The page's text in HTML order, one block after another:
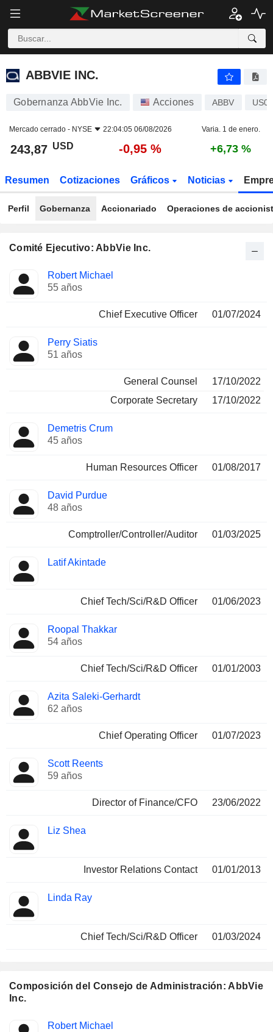
ABBVIE INC.
ABBVIE INC.
Gobernanza AbbVie Inc. Acciones ABBV
Mercado cerrado - NYSE 22:04:05 06/08/2026 Varia. 1 de enero.
243,87 USD -0,95 % +6,73 %
Resumen Cotizaciones Gráficos Noticias
Perfil Gobernanza Accionariado Operaciones de
Comité Ejecutivo: AbbVie Inc.
Director
Funciones
ocupadas
Robert Michael
55 años
Chief Executive Officer 01/07/2024
Perry Siatis
51 años
General Counsel
17/10/2022
Corporate Secretary
17/10/2022
Demetris Crum
45 años
Human Resources Officer 01/08/2017
David Purdue
48 años
Comptroller/Controller/Auditor 01/03/2025
Latif Akintade
Chief Tech/Sci/R&D Officer 01/06/2023
Roopal Thakkar
54 años
Chief Tech/Sci/R&D Officer 01/01/2003
Azita Saleki-Gerhardt
62 años
Chief Operating Officer 01/07/2023
Scott Reents
59 años
Director of Finance/CFO 23/06/2022
Liz Shea
Investor Relations Contact 01/01/2013
Linda Ray
Chief Tech/Sci/R&D Officer 01/03/2024
Composición del Consejo de Administración: AbbVie
Inc.
Administrador Comités
Robert Michael